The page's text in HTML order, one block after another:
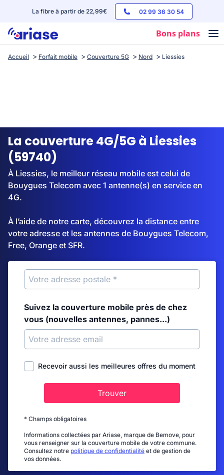
La fibre à partir de 22,99€ 02 99 36 30 54
Bons plans
Box internet
Streaming
Accueil Forfait mobile Couverture 5G Nord Liessies
La couverture 4G/5G à Liessies
(59740)
À Liessies, le meilleur réseau mobile est celui de
Bouygues Telecom avec 1 antenne(s) en service en
4G.
À l’aide de notre carte, découvrez la distance entre
votre adresse et les antennes de Bouygues Telecom,
Free, Orange et SFR.
Suivez la couverture mobile près de chez
vous (nouvelles antennes, pannes...)
Recevoir aussi les meilleures offres du moment
Trouver
* Champs obligatoires
Informations collectées par Ariase, marque de Bemove, pour
vous renseigner sur la couverture mobile de votre commune.
Consultez notre politique de confidentialité et de gestion de
vos données.